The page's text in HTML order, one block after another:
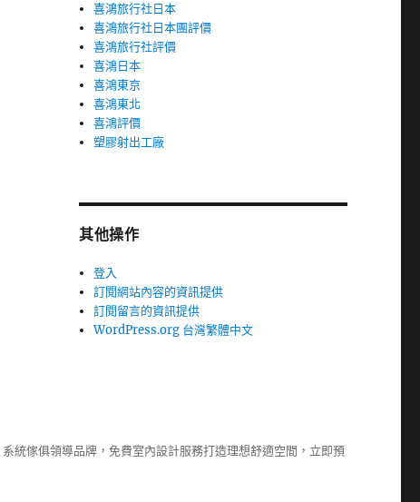
喜鴻旅行社日本
喜鴻旅行社日本團評價
喜鴻旅行社評價
喜鴻日本
喜鴻東京
喜鴻東北
喜鴻評價
塑膠射出工廠
其他操作
登入
訂閱網站內容的資訊提供
訂閱留言的資訊提供
WordPress.org 台灣繁體中文
系統傢俱領導品牌，免費室內設計服務打造理想舒適空間，立即預